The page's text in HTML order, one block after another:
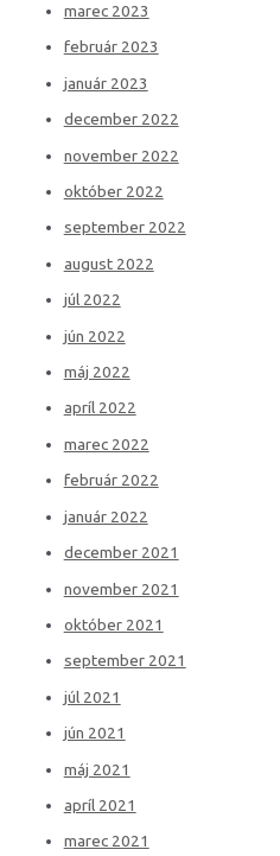
marec 2023
február 2023
január 2023
december 2022
november 2022
október 2022
september 2022
august 2022
júl 2022
jún 2022
máj 2022
apríl 2022
marec 2022
február 2022
január 2022
december 2021
november 2021
október 2021
september 2021
júl 2021
jún 2021
máj 2021
apríl 2021
marec 2021